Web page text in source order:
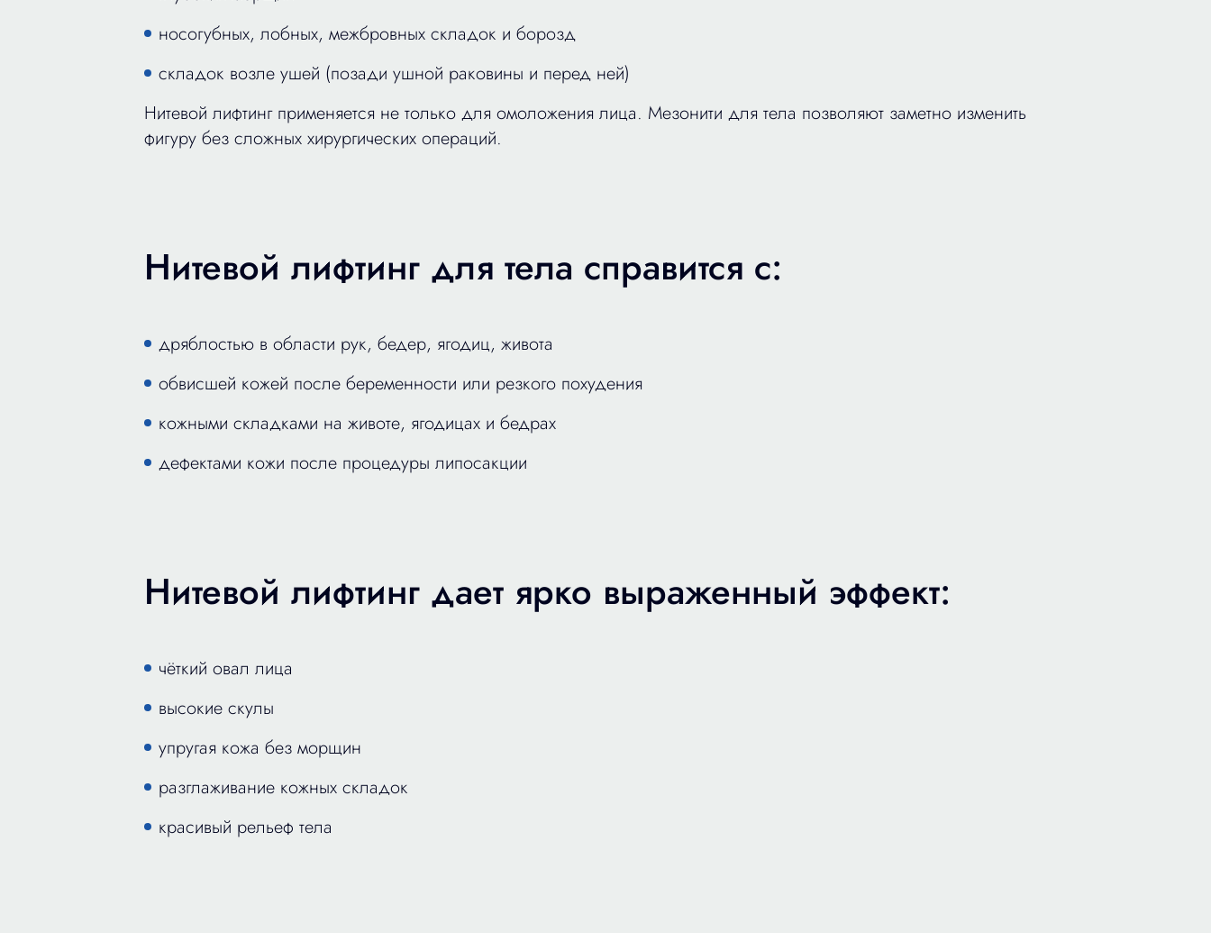
носогубных, лобных, межбровных складок и борозд
складок возле ушей (позади ушной раковины и перед ней)
Нитевой лифтинг применяется не только для омоложения лица. Мезонити для тела позволяют заметно изменить
фигуру без сложных хирургических операций.
Нитевой лифтинг для тела справится с:
дряблостью в области рук, бедер, ягодиц, живота
обвисшей кожей после беременности или резкого похудения
кожными складками на животе, ягодицах и бедрах
дефектами кожи после процедуры липосакции
Нитевой лифтинг дает ярко выраженный эффект:
чёткий овал лица
высокие скулы
упругая кожа без морщин
разглаживание кожных складок
красивый рельеф тела